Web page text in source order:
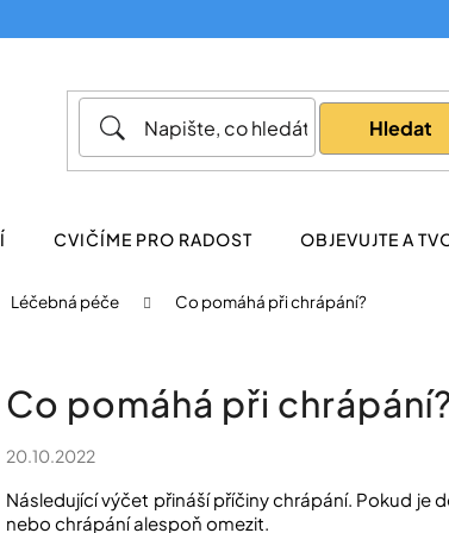
Hledat
CVIČÍME PRO RADOST OBJEVUJTE A
Léčebná péče Co pomáhá při chrápání?
Co pomáhá při
20.10.2022
Následující výčet přináší příčiny chrápání. Pokud
nebo chrápání alespoň omezit.
Co potřebujete najít?